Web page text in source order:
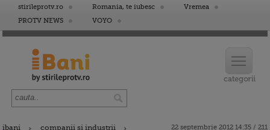
stirileprotv.ro Romania, te iubesc
Vremea
PROTV NEWS
VOYO
ibani companii si industrii
22 septembrie 2012 14:35 / 211